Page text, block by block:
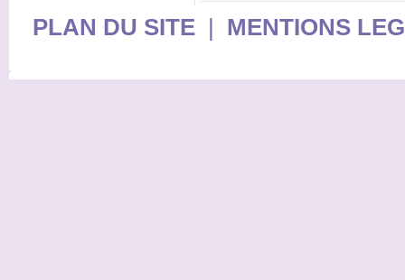
PLAN DU SITE| MENTIONS